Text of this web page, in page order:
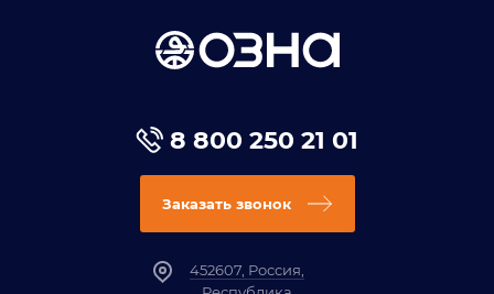
8 800 250 21 01
Заказать звонок
452607, Россия,